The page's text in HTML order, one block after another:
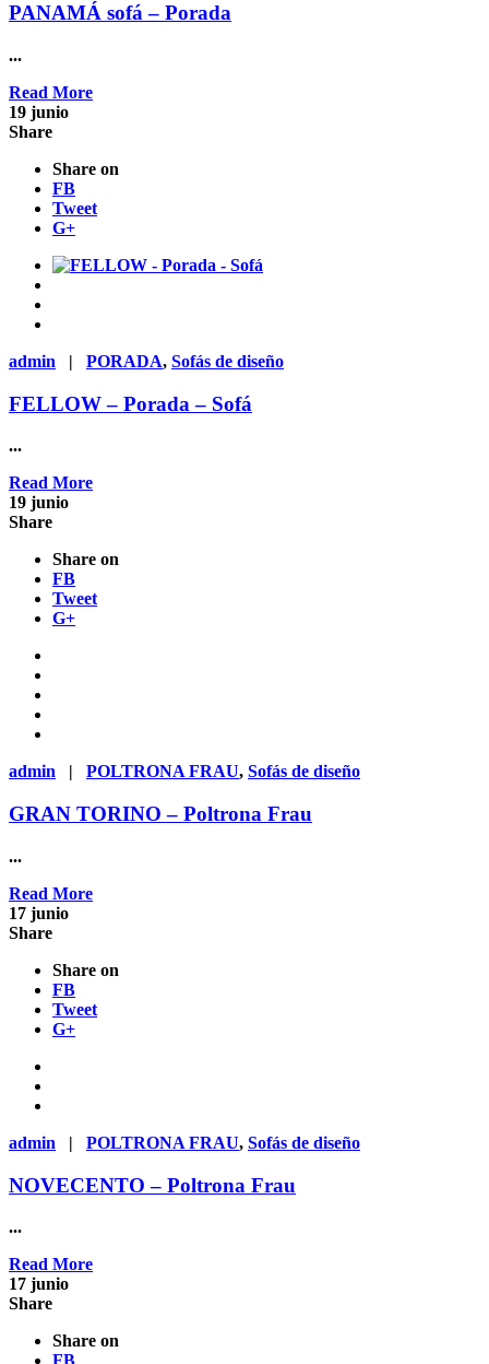
PANAMÁ sofá – Porada
...
Read More
19 junio
Share
Share on
FB
Tweet
G+
admin | PORADA, Sofás de diseño
FELLOW – Porada – Sofá
...
Read More
19 junio
Share
Share on
FB
Tweet
G+
admin | POLTRONA FRAU, Sofás de diseño
GRAN TORINO – Poltrona Frau
...
Read More
17 junio
Share
Share on
FB
Tweet
G+
admin | POLTRONA FRAU, Sofás de diseño
NOVECENTO – Poltrona Frau
...
Read More
17 junio
Share
Share on